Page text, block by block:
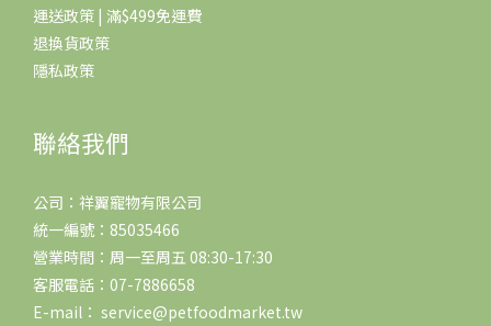
運送政策 | 滿$499免運費
退換貨政策
隱私政策
聯絡我們
公司：祥翼寵物有限公司
統一編號：85035466
營業時間：周一至周五 08:30-17:30
客服電話：07-7886658
E-mail： service@petfoodmarket.tw